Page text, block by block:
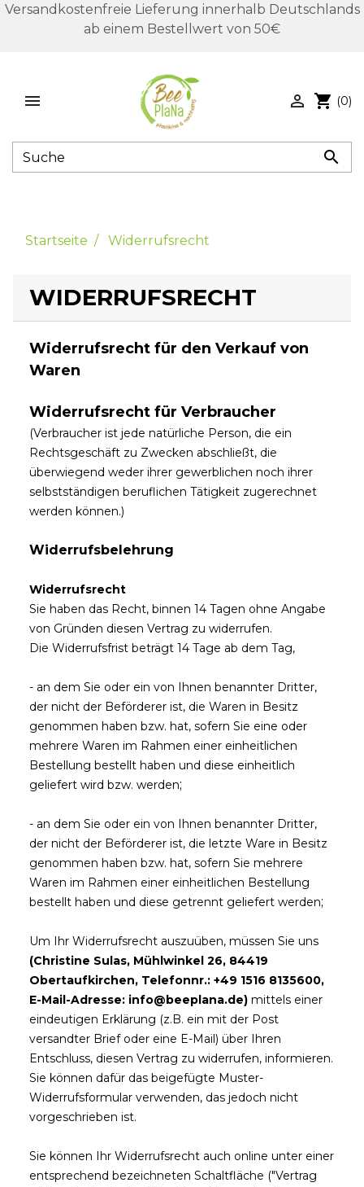
Versandkostenfreie Lieferung innerhalb Deutschlands
ab einem Bestellwert von 50€


 shopping_cart (0)
Startseite Widerrufsrecht
WIDERRUFSRECHT
Widerrufsrecht für den Verkauf von
Waren
Widerrufsrecht für Verbraucher
(Verbraucher ist jede natürliche Person, die ein
Rechtsgeschäft zu Zwecken abschließt, die
überwiegend weder ihrer gewerblichen noch ihrer
selbstständigen beruflichen Tätigkeit zugerechnet
werden können.)
Widerrufsbelehrung
Widerrufsrecht
Sie haben das Recht, binnen 14 Tagen ohne Angabe
von Gründen diesen Vertrag zu widerrufen.
Die Widerrufsfrist beträgt 14 Tage ab dem Tag,
- an dem Sie oder ein von Ihnen benannter Dritter,
der nicht der Beförderer ist, die Waren in Besitz
genommen haben bzw. hat, sofern Sie eine oder
mehrere Waren im Rahmen einer einheitlichen
Bestellung bestellt haben und diese einheitlich
geliefert wird bzw. werden;
- an dem Sie oder ein von Ihnen benannter Dritter,
der nicht der Beförderer ist, die letzte Ware in Besitz
genommen haben bzw. hat, sofern Sie mehrere
Waren im Rahmen einer einheitlichen Bestellung
bestellt haben und diese getrennt geliefert werden;
Um Ihr Widerrufsrecht auszuüben, müssen Sie uns
(Christine Sulas, Mühlwinkel 26, 84419
Obertaufkirchen, Telefonnr.: +49 1516 8135600,
E-Mail-Adresse: info@beeplana.de) mittels einer
eindeutigen Erklärung (z.B. ein mit der Post
versandter Brief oder eine E-Mail) über Ihren
Entschluss, diesen Vertrag zu widerrufen, informieren.
Sie können dafür das beigefügte Muster-
Widerrufsformular verwenden, das jedoch nicht
vorgeschrieben ist.
Sie können Ihr Widerrufsrecht auch online unter einer
entsprechend bezeichneten Schaltfläche ("Vertrag